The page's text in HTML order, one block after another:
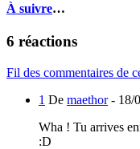
À suivre…
6 réactions
Fil des commentaires de
1 De maethor- 18/
Wha ! Tu arrives
:D